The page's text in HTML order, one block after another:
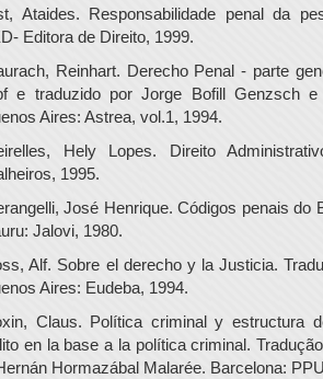
Ataides. Responsabilidade penal da
Editora de Direito, 1999.
Reinhart. Derecho Penal - parte
e traduzido por Jorge Bofill Genzsch e
Aires: Astrea, vol.1, 1994.
Hely Lopes. Direito
1995.
José Henrique. Códigos penais do
Jalovi, 1980.
Alf. Sobre el derecho y la Justicia.
Aires: Eudeba, 1994.
Claus. Política criminal y estructura
en la base a la política criminal.
Hormazábal Malarée. Barcelona: